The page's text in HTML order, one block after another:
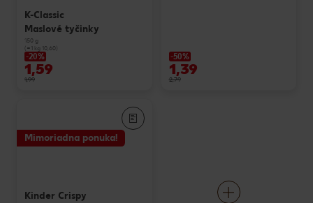
K-Classic
Maslové tyčinky
150 g
(=1 kg 10,60)
-20%
1,59
1,99
-50%
1,39
2,79
Mimoriadna ponuka!
Kinder Crispy